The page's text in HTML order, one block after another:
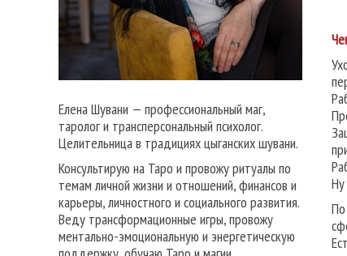
По
Елена Шувани — профессиональный маг,
таролог и трансперсональный психолог.
Целительница в традициях цыганских шувани.
Консультирую на Таро и провожу ритуалы по
темам личной жизни и отношений, финансов и
карьеры, личностного и социального развития.
Веду трансформационные игры, провожу
ментально-эмоциональную и энергетическую